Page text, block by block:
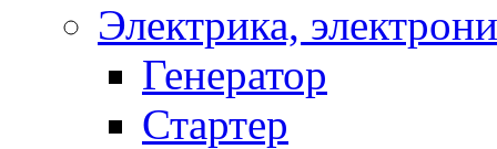
Электрика,
Генератор
Стартер